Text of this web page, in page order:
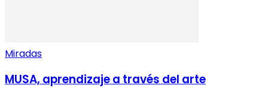
Miradas
MUSA, aprendizaje a través del arte